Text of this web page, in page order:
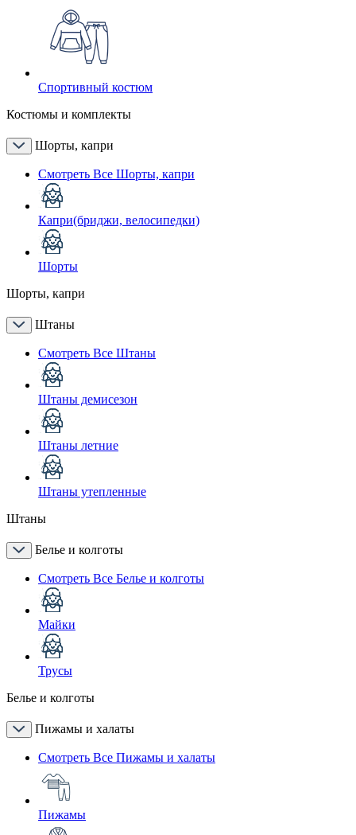
Спортивный костюм
Костюмы и комплекты
Шорты, капри
Смотреть Все Шорты, капри
Капри(бриджи, велосипедки)
Шорты
Шорты, капри
Штаны
Смотреть Все Штаны
Штаны демисезон
Штаны летние
Штаны утепленные
Штаны
Белье и колготы
Смотреть Все Белье и колготы
Майки
Трусы
Белье и колготы
Пижамы и халаты
Смотреть Все Пижамы и халаты
Пижамы